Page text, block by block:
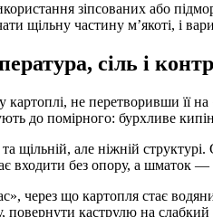
зіпсованих або
щільну частину м’якоті, і
сіль і
не перетворивши її
до помірного: бурхливе
але ніжній
входити без опору, а шматок
через що картопля стає
каструлю на